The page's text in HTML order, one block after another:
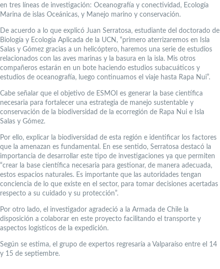
en tres líneas de investigación: Oceanografía y conectividad, Ecología
Marina de islas Oceánicas, y Manejo marino y conservación.
De acuerdo a lo que explicó Juan Serratosa, estudiante del doctorado de
Biología y Ecología Aplicada de la UCN, “primero aterrizaremos en Isla
Salas y Gómez gracias a un helicóptero, haremos una serie de estudios
relacionados con las aves marinas y la basura en la isla. Mis otros
compañeros estarán en un bote haciendo estudios subacuáticos y
estudios de oceanografía, luego continuamos el viaje hasta Rapa Nui”.
Cabe señalar que el objetivo de ESMOI es generar la base científica
necesaria para fortalecer una estrategia de manejo sustentable y
conservación de la biodiversidad de la ecorregión de Rapa Nui e Isla
Salas y Gómez.
Por ello, explicar la biodiversidad de esta región e identificar los factores
que la amenazan es fundamental. En ese sentido, Serratosa destacó la
importancia de desarrollar este tipo de investigaciones ya que permiten
“crear la base científica necesaria para gestionar, de manera adecuada,
estos espacios naturales. Es importante que las autoridades tengan
conciencia de lo que existe en el sector, para tomar decisiones acertadas
respecto a su cuidado y su protección”.
Por otro lado, el investigador agradeció a la Armada de Chile la
disposición a colaborar en este proyecto facilitando el transporte y
aspectos logísticos de la expedición.
Según se estima, el grupo de expertos regresaría a Valparaíso entre el 14
y 15 de septiembre.